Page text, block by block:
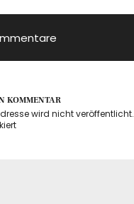
KOMMENTAR
wird nicht veröffentlicht.